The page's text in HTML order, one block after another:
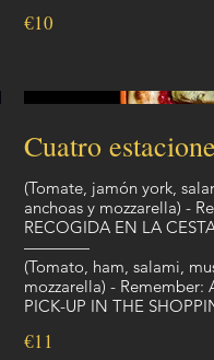
€10
Cuatro
(Tomate, jamón york,
anchoas y mozzarella) -
RECOGIDA EN LA
————
(Tomato, ham, salami,
mozzarella) - Remember:
PICK-UP IN THE
€11